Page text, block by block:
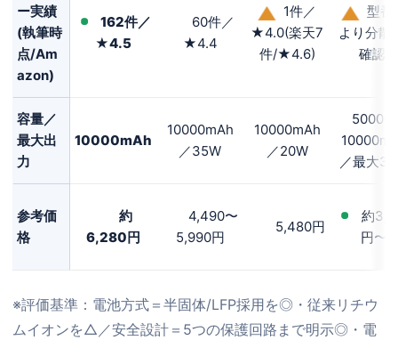
ー実績
(執筆時
点/Am
azon)
162件／
★4.5
60件／
★4.4
1件／
★4.0(楽天7
件/★4.6)
型番
より分散
確認)
容量／
最大出
力
10000mAh
10000mAh
／35W
10000mAh
／20W
5000〜
／最大
参考価
格
約
6,280円
4,490〜
5,990円
5,480円
約
円〜
※評価基準：電池方式＝半固体/LFP採用を◎・従来リチウ
ムイオンを△／安全設計＝5つの保護回路まで明示◎・電